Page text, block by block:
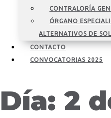
CONTRALORÍA
ÓRGANO
ALTERNATIVOS DE
CONTACTO
CONVOCATORIAS 2025
Día: 2